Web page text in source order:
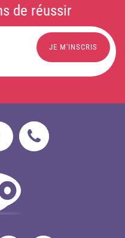
de réussir
DISPONIBLE